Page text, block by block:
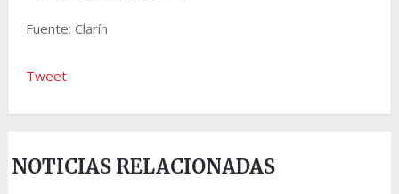
Fuente: Clarín
Tweet
NOTICIAS RELACIONADAS